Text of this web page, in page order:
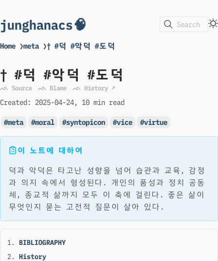
junghanacs🧠 Search
Home ❯meta ❯† #덕 #악덕 #도덕
† #덕 #악덕 #도덕
ᨒ Source ᨒ Blame ᨒ History ↗
Created: 2025-04-24 10 min read
meta moral syntopicon vice virtue
이 노트에 대하여
덕과 악덕은 타고난 성향을 넘어 습관과 교육, 감정
과 의지 속에서 형성된다. 개인의 품성과 정치 공동
체, 종교적 삶까지 모두 이 축에 걸린다. 좋은 삶이
무엇인지 묻는 고전적 질문이 살아 있다.
BIBLIOGRAPHY
History